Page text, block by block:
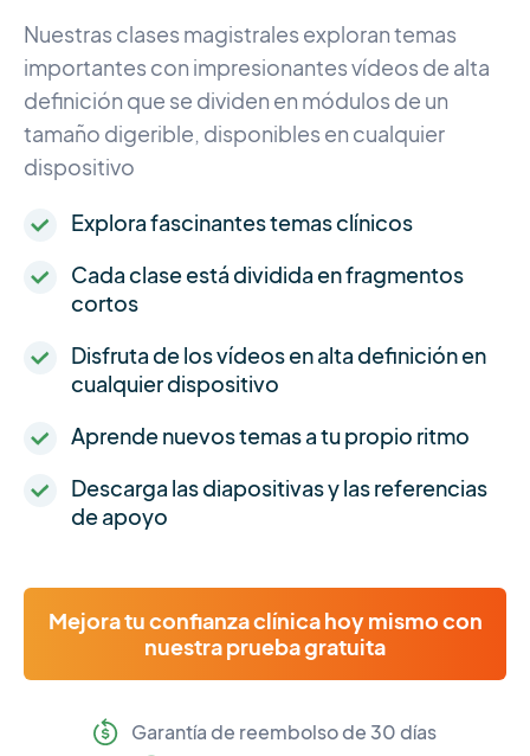
Nuestras clases magistrales exploran temas
importantes con impresionantes vídeos de alta
definición que se dividen en módulos de un
tamaño digerible, disponibles en cualquier
dispositivo
Explora fascinantes temas clínicos
Cada clase está dividida en fragmentos
cortos
Disfruta de los vídeos en alta definición en
cualquier dispositivo
Aprende nuevos temas a tu propio ritmo
Descarga las diapositivas y las referencias
de apoyo
Mejora tu confianza clínica hoy mismo con
nuestra prueba gratuita
Garantía de reembolso de 30 días